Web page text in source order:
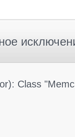
Class